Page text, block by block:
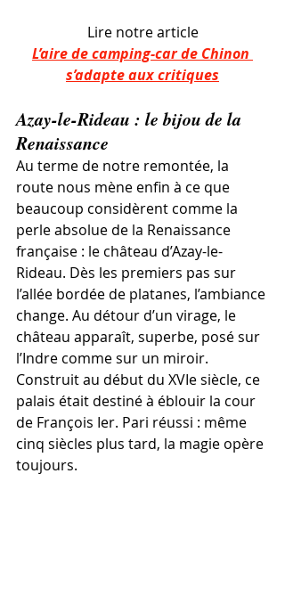
Lire notre article
L’aire de camping-car de Chinon
s’adapte aux critiques
Azay-le-Rideau : le bijou de la
Renaissance
Au terme de notre remontée, la
route nous mène enfin à ce que
beaucoup considèrent comme la
perle absolue de la Renaissance
française : le château d’Azay-le-
Rideau. Dès les premiers pas sur
l’allée bordée de platanes, l’ambiance
change. Au détour d’un virage, le
château apparaît, superbe, posé sur
l’Indre comme sur un miroir.
Construit au début du XVIe siècle, ce
palais était destiné à éblouir la cour
de François Ier. Pari réussi : même
cinq siècles plus tard, la magie opère
toujours.